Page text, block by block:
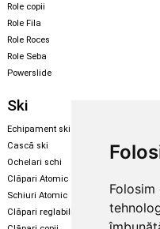
Role copii
Role Fila
Role Roces
Role Seba
Powerslide
Ski
Echipament ski
Cască ski
Ochelari schi
Clăpari Atomic
Schiuri Atomic
Clăpari reglabili